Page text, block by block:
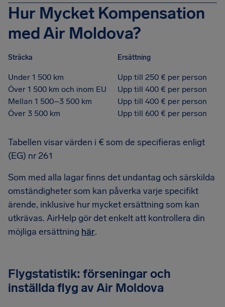
Hur Mycket Kompensation
med Air Moldova?
Sträcka Ersättning
Under 1 500 km
Upp till 250 € per person
Över 1 500 km och inom EU
Upp till 400 € per person
Mellan 1 500–3 500 km
Upp till 400 € per person
Över 3 500 km
Upp till 600 € per person
Tabellen visar värden i € som de specifieras enligt
(EG) nr 261
Som med alla lagar finns det undantag och särskilda
omständigheter som kan påverka varje specifikt
ärende, inklusive hur mycket ersättning som kan
utkrävas. AirHelp gör det enkelt att kontrollera din
möjliga ersättning här.
Flygstatistik: förseningar och
inställda flyg av Air Moldova